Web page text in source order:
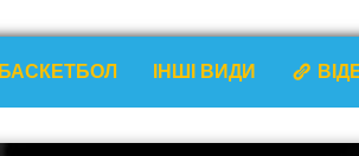
БАСКЕТБОЛ ІНШІ ВИДИ